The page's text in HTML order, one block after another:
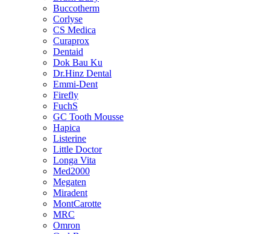
Buccotherm
Corlyse
CS Medica
Curaprox
Dentaid
Dok Bau Ku
Dr.Hinz Dental
Emmi-Dent
Firefly
FuchS
GC Tooth Mousse
Hapica
Listerine
Little Doctor
Longa Vita
Med2000
Megaten
Miradent
MontCarotte
MRC
Omron